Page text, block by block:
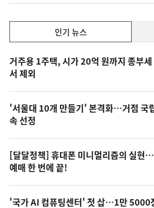
기,
최
신,
오
늘
의
영
상
인기 뉴스
기
뉴
스
거주용 1주택, 시가 20억 원까지 종부
서 제외
'서울대 10개 만들기' 본격화…거점 국
속 선정
[달달정책] 휴대폰 미니멀리즘의 실현
예매 한 번에 끝!
'국가 AI 컴퓨팅센터' 첫 삽…1만 5000